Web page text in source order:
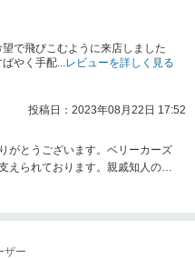
で飛びこむように来店しました
やく手配...レビューを詳しく見る
投稿日：2023年08月22日 17:52
がとうございます。ベリーカーズ
えられております。親戚知人のご
ザー